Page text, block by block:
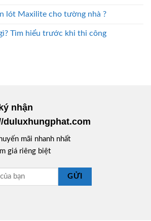
lót Maxilite cho tường nhà ?
Tìm hiểu trước khi thi công
nhận
duluxhungphat.com
mãi nhanh nhất
giá riêng biệt
GỬI